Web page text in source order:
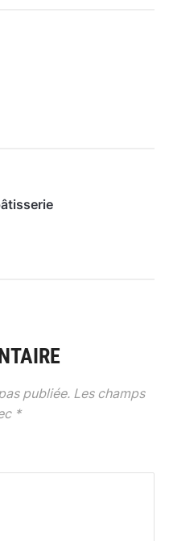
publiée. Les champs
*